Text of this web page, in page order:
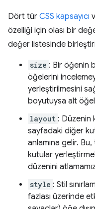
Dört tür CSS kapsayıcı
özelliği için olası bir
değer listesinde
size : Bir öğenin
öğelerini
yerleştirilmesini
boyutuysa alt
layout : Düzenin
sayfadaki diğer
anlamına gelir.
kutular
düzenini
style : Stil
fazlası üzerinde